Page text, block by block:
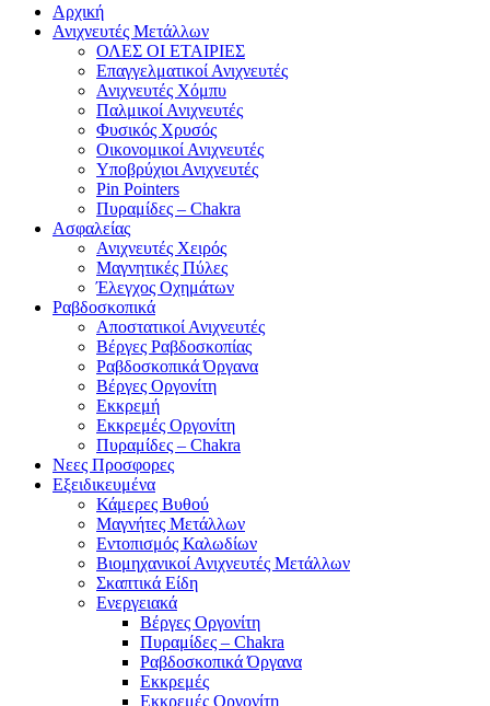
Αρχική
Ανιχνευτές Μετάλλων
ΟΛΕΣ ΟΙ ΕΤΑΙΡΙΕΣ
Επαγγελματικοί Ανιχνευτές
Ανιχνευτές Χόμπυ
Παλμικοί Ανιχνευτές
Φυσικός Χρυσός
Οικονομικοί Ανιχνευτές
Υποβρύχιοι Ανιχνευτές
Pin Pointers
Πυραμίδες – Chakra
Ασφαλείας
Ανιχνευτές Χειρός
Μαγνητικές Πύλες
Έλεγχος Οχημάτων
Ραβδοσκοπικά
Αποστατικοί Ανιχνευτές
Βέργες Ραβδοσκοπίας
Ραβδοσκοπικά Όργανα
Βέργες Οργονίτη
Εκκρεμή
Εκκρεμές Οργονίτη
Πυραμίδες – Chakra
Νεες Προσφορες
Εξειδικευμένα
Κάμερες Βυθού
Μαγνήτες Μετάλλων
Εντοπισμός Καλωδίων
Βιομηχανικοί Ανιχνευτές Μετάλλων
Σκαπτικά Είδη
Ενεργειακά
Βέργες Οργονίτη
Πυραμίδες – Chakra
Ραβδοσκοπικά Όργανα
Εκκρεμές
Εκκρεμές Οργονίτη